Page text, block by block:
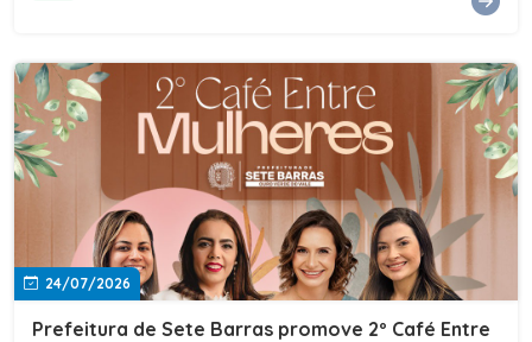
24/07/2026
Prefeitura de Sete Barras promove 2º Café Entre